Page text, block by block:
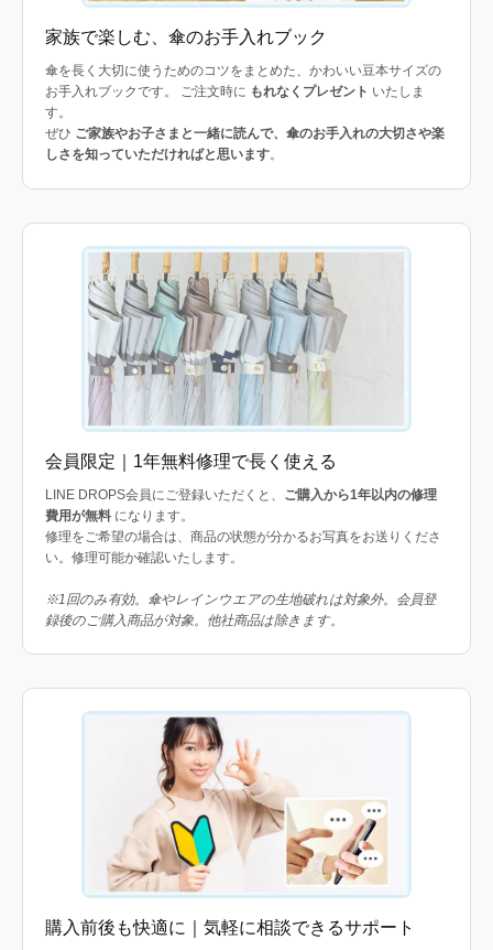
家族で楽しむ、傘のお手入れブック
傘を長く大切に使うためのコツをまとめた、かわいい豆本サイズの
お手入れブックです。 ご注文時に もれなくプレゼント いたしま
す。
ぜひ ご家族やお子さまと一緒に読んで、傘のお手入れの大切さや楽
しさを知っていただければと思います。
会員限定｜1年無料修理で長く使える
LINE DROPS会員にご登録いただくと、 ご購入から1年以内の修理
費用が無料 になります。
修理をご希望の場合は、商品の状態が分かるお写真をお送りくださ
い。修理可能か確認いたします。
※1回のみ有効。傘やレインウエアの生地破れは対象外。会員登
録後のご購入商品が対象。他社商品は除きます。
購入前後も快適に｜気軽に相談できるサポート